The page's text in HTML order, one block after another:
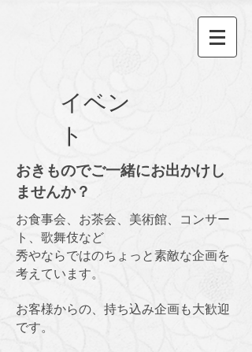
イベン
ト
おきものでご一緒にお出かけし
ませんか？
お食事会、お茶会、美術館、コンサー
ト、歌舞伎など
秀やならではのちょっと素敵な企画を
考えています。
お客様からの、持ち込み企画も大歓迎
です。